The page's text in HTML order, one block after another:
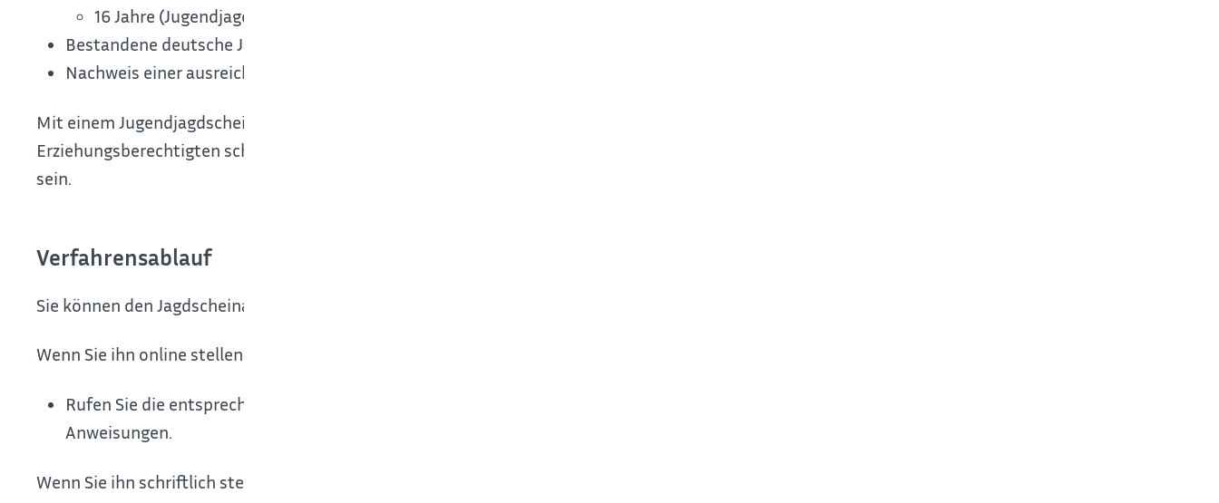
16 Jahre (Jugendjagdschein)
Bestandene deutsche Jägerprüfung
Nachweis einer ausreichenden Jagdhaftpflichtversicherung
Mit einem Jugendjagdschein dürfen Sie nur in Begleitung der oder des Erziehungsberechtigten oder einer von der oder dem
Erziehungsberechtigten schriftlich beauftragten Aufsichtsperson jagen. Zudem muss die Begleitperson jagdlich erfahren
sein.
Verfahrensablauf
Sie können den Jagdscheinantrag schriftlich oder je nach Angebot der zuständigen Stelle online stellen.
Wenn Sie ihn online stellen wollen:
Rufen Sie die entsprechende Seite über service-bw oder die Homepage des zuständigen Land- oder Stadtkreises auf und folgen Sie den
Anweisungen.
Wenn Sie ihn schriftlich stellen wollen: